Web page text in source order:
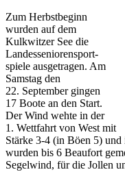
Zum Herbstbeginn
wurden auf dem
Kulkwitzer See die
Landes­senioren­sport­
spiele ausgetragen. Am
Samstag den
22. September gingen
17 Boote an den Start.
Der Wind wehte in der
1. Wettfahrt von West mit
Stärke 3-4 (in Böen 5)
wurden bis 6 Beaufort
Segel­wind, für die Jollen